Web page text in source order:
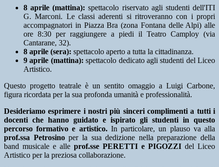
8 aprile (mattina): spettacolo riservato agli studenti dell'ITI
G. Marconi. Le classi aderenti si ritroveranno con i propri
accompagnatori in Piazza Bra (zona Fontana delle Alpi) alle
ore 8:30 per raggiungere a piedi il Teatro Camploy (via
Cantarane, 32).
8 aprile (sera): spettacolo aperto a tutta la cittadinanza.
9 aprile (mattina): spettacolo dedicato agli studenti del Liceo
Artistico.
Questo progetto teatrale è un sentito omaggio a Luigi Carbone,
figura ricordata per la sua profonda umanità e professionalità.
Desideriamo esprimere i nostri più sinceri complimenti a tutti i
docenti che hanno guidato e ispirato gli studenti in questo
percorso formativo e artistico.In particolare, un plauso va alla
prof.ssa Petrosinoper la sua dedizione nella preparazione della
band musicale e alle prof.sse PERETTI e PIGOZZI del Liceo
Artistico per la preziosa collaborazione.